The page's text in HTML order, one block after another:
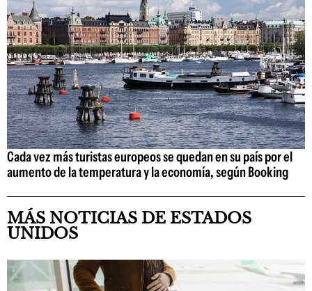
Cada vez más turistas europeos se quedan en su país por el
aumento de la temperatura y la economía, según Booking
MÁS NOTICIAS DE ESTADOS
UNIDOS